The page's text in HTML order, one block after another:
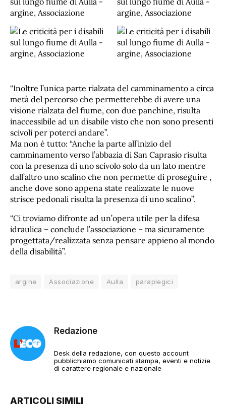
“Inoltre l’unica parte rialzata del camminamento a circa
metà del percorso che permetterebbe di avere una
visione rialzata del fiume, con due panchine, risulta
inaccessibile ad un disabile visto che non sono presenti
scivoli per poterci andare”.
Ma non è tutto: “Anche la parte all’inizio del
camminamento verso l’abbazia di San Caprasio risulta
con la presenza di uno scivolo solo da un lato mentre
dall’altro uno scalino che non permette di proseguire ,
anche dove sono appena state realizzate le nuove
strisce pedonali risulta la presenza di uno scalino”.
“Ci troviamo difronte ad un’opera utile per la difesa
idraulica – conclude l’associazione – ma sicuramente
progettata/realizzata senza pensare appieno al mondo
della disabilità”.
argine Associazione Aulla paraplegici
Redazione
Desk della redazione, con questo account
pubblichiamo comunicati stampa, eventi e notizie
di carattere regionale e nazionale
ARTICOLI SIMILI